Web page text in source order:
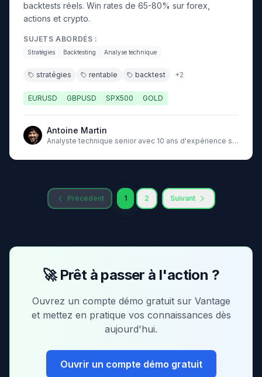
backtests réels. Win rates de 65-80% sur forex,
actions et crypto.
SUJETS ABORDÉS :
Stratégies Backtesting Analyse technique
stratégies rentable backtest +2
EURUSD GBPUSD SPX500 GOLD
Antoine Martin
Analyste technique senior avec 10 ans d'expérience sur
Précédent 1 2 Suivant
🚀 Prêt à passer à l'action ?
Ouvrez un compte démo gratuit sur Vantage
et mettez en pratique vos connaissances dès
aujourd'hui.
Ouvrir un compte démo gratuit